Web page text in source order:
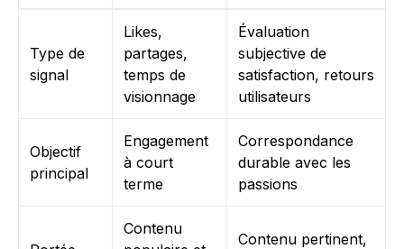
Type de
signal
Likes,
partages,
temps de
visionnage
Évaluation
subjective de
satisfaction, retours
utilisateurs
Objectif
principal
Engagement
à court
terme
Correspondance
durable avec les
passions
Contenu
Contenu pertinent,